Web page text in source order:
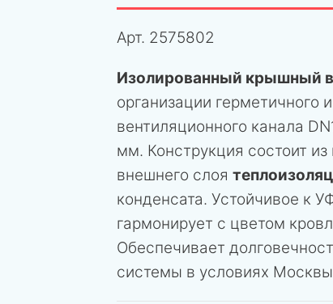
Арт. 2575802
Изолированный крышный
организации герметичного
вентиляционного канала
мм. Конструкция состоит
внешнего слоя
конденсата. Устойчивое к
гармонирует с цветом
Обеспечивает
системы в условиях